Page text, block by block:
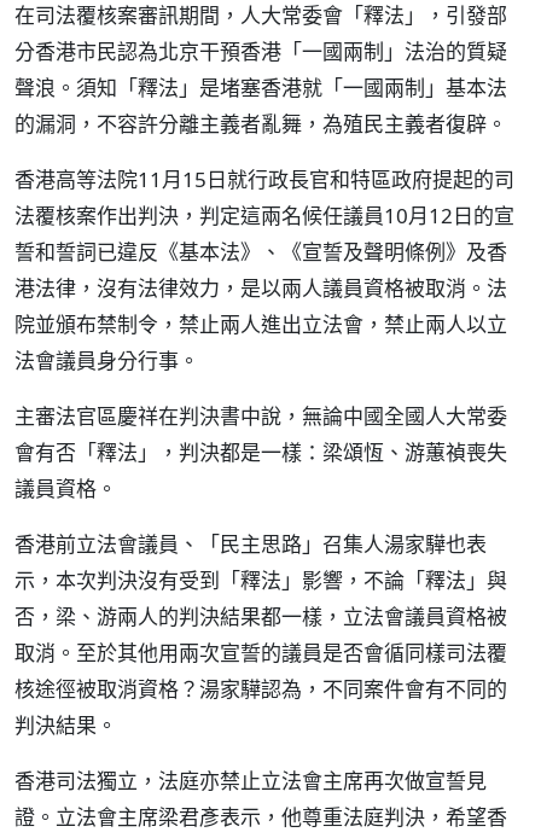
在司法覆核案審訊期間，人大常委會「釋法」，引發部
分香港市民認為北京干預香港「一國兩制」法治的質疑
聲浪。須知「釋法」是堵塞香港就「一國兩制」基本法
的漏洞，不容許分離主義者亂舞，為殖民主義者復辟。
香港高等法院11月15日就行政長官和特區政府提起的司
法覆核案作出判決，判定這兩名候任議員10月12日的宣
誓和誓詞已違反《基本法》、《宣誓及聲明條例》及香
港法律，沒有法律效力，是以兩人議員資格被取消。法
院並頒布禁制令，禁止兩人進出立法會，禁止兩人以立
法會議員身分行事。
主審法官區慶祥在判決書中說，無論中國全國人大常委
會有否「釋法」，判決都是一樣：梁頌恆、游蕙禎喪失
議員資格。
香港前立法會議員、「民主思路」召集人湯家驊也表
示，本次判決沒有受到「釋法」影響，不論「釋法」與
否，梁、游兩人的判決結果都一樣，立法會議員資格被
取消。至於其他用兩次宣誓的議員是否會循同樣司法覆
核途徑被取消資格？湯家驊認為，不同案件會有不同的
判決結果。
香港司法獨立，法庭亦禁止立法會主席再次做宣誓見
證。立法會主席梁君彥表示，他尊重法庭判決，希望香